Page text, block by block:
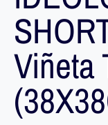
Viñeta